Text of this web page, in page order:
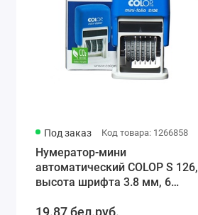
Под заказ Код товара: 1266858
Нумератор-мини
автоматический COLOP S 126,
высота шрифта 3.8 мм, 6
19.87 бел.руб.